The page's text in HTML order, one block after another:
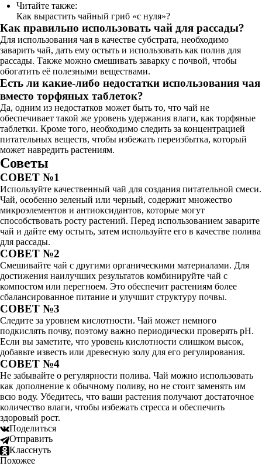
Читайте также:
Как вырастить чайный гриб «с нуля»?
Как правильно использовать чай для рассады?
Для использования чая в качестве субстрата, необходимо
заварить чай, дать ему остыть и использовать как полив для
рассады. Также можно смешивать заварку с почвой, чтобы
обогатить её полезными веществами.
Есть ли какие-либо недостатки использования чая
вместо торфяных таблеток?
Да, одним из недостатков может быть то, что чай не
обеспечивает такой же уровень удержания влаги, как торфяные
таблетки. Кроме того, необходимо следить за концентрацией
питательных веществ, чтобы избежать переизбытка, который
может навредить растениям.
Советы
СОВЕТ №1
Используйте качественный чай для создания питательной смеси.
Чай, особенно зеленый или черный, содержит множество
микроэлементов и антиоксидантов, которые могут
способствовать росту растений. Перед использованием заварите
чай и дайте ему остыть, затем используйте его в качестве полива
для рассады.
СОВЕТ №2
Смешивайте чай с другими органическими материалами. Для
достижения наилучших результатов комбинируйте чай с
компостом или перегноем. Это обеспечит растениям более
сбалансированное питание и улучшит структуру почвы.
СОВЕТ №3
Следите за уровнем кислотности. Чай может немного
подкислять почву, поэтому важно периодически проверять pH.
Если вы заметите, что уровень кислотности слишком высок,
добавьте известь или древесную золу для его регулирования.
СОВЕТ №4
Не забывайте о регулярности полива. Чай можно использовать
как дополнение к обычному поливу, но не стоит заменять им
всю воду. Убедитесь, что ваши растения получают достаточное
количество влаги, чтобы избежать стресса и обеспечить
здоровый рост.
Поделиться
Отправить
Класснуть
Похожее